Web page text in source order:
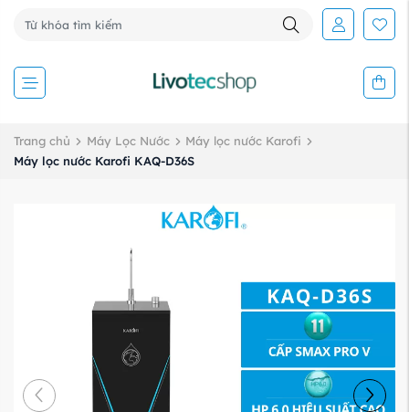
Trang chủ Máy Lọc Nước
Máy lọc nước Karofi
Máy lọc nước Karofi KAQ-D36S